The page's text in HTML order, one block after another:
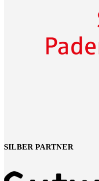
SILBER PARTNER